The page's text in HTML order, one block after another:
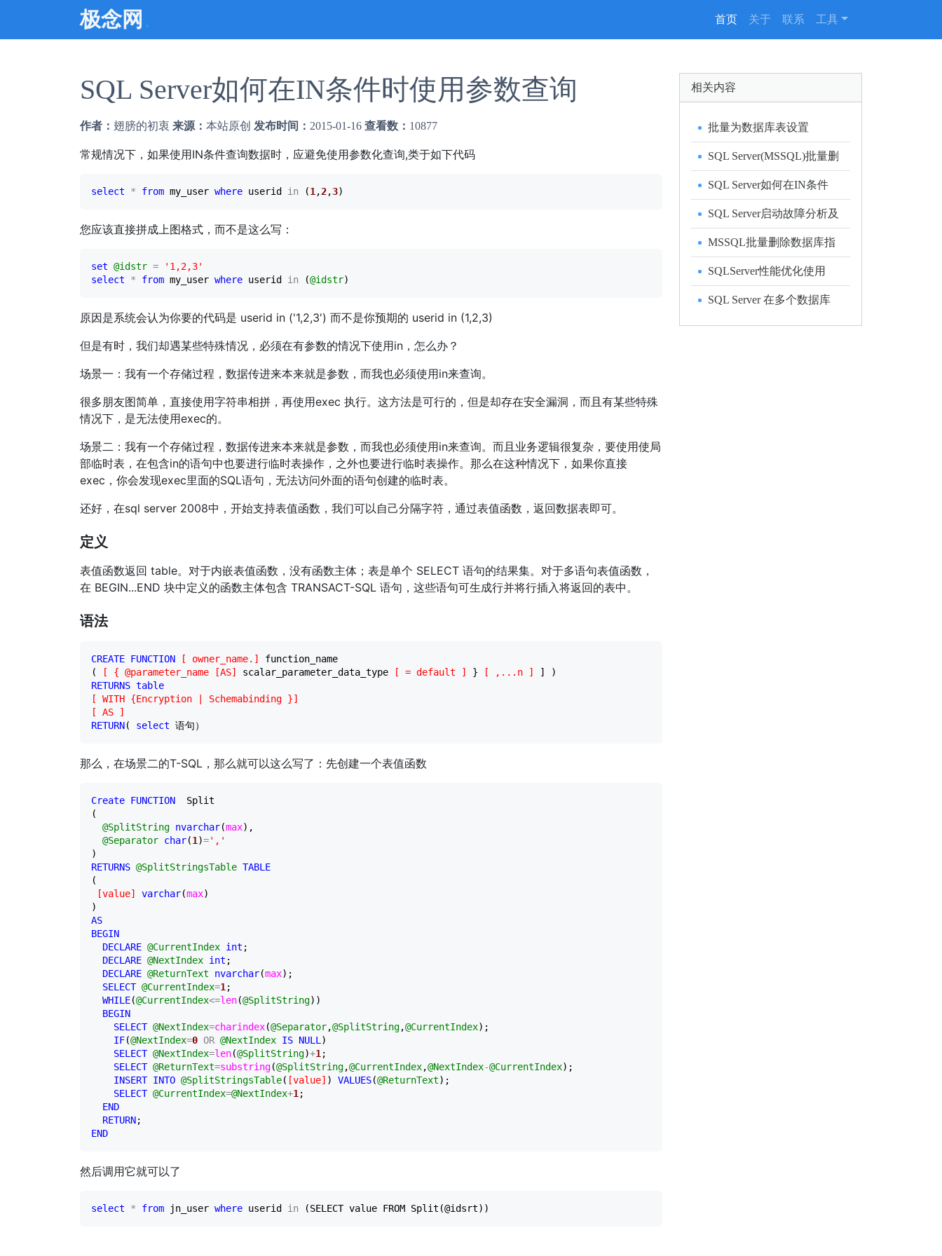
极念网 . 首页(current)
关于 联系 工具
SQL Server如何在IN条件时使用参数查询
作者： 翅膀的初衷 来源： 本站原创 发布时间： 2015-01-16 查看数： 10877
常规情况下，如果使用IN条件查询数据时，应避免使用参数化查询,类于如下代码
select * from my_user where userid in (1 ,2,3)
您应该直接拼成上图格式，而不是这么写：
set @idstr = ' 1,2,3'
select
* from my_user where userid in (@idstr)
原因是系统会认为你要的代码是 userid in ('1,2,3') 而不是你预期的 userid in (1,2,3)
但是有时，我们却遇某些特殊情况，必须在有参数的情况下使用in，怎么办？
场景一：我有一个存储过程，数据传进来本来就是参数，而我也必须使用in来查询。
很多朋友图简单，直接使用字符串相拼，再使用exec 执行。这方法是可行的，但是却存在安全漏洞，而且有某些特殊
情况下，是无法使用exec的。
场景二：我有一个存储过程，数据传进来本来就是参数，而我也必须使用in来查询。而且业务逻辑很复杂，要使用使局
部临时表，在包含in的语句中也要进行临时表操作，之外也要进行临时表操作。那么在这种情况下，如果你直接
exec，你会发现exec里面的SQL语句，无法访问外面的语句创建的临时表。
还好，在sql server 2008中，开始支持表值函数，我们可以自己分隔字符，通过表值函数，返回数据表即可。
定义
表值函数返回 table。对于内嵌表值函数，没有函数主体；表是单个 SELECT 语句的结果集。对于多语句表值函数，
在 BEGIN...END 块中定义的函数主体包含 TRANSACT-SQL 语句，这些语句可生成行并将行插入将返回的表中。
语法
CREATE FUNCTION [ owner_name. ]
function_name
(
[ { @parameter_name [AS] scalar_parameter_data_type [ = default ] } [ ,...n ]
RETURNS table
[
WITH {Encryption | Schemabinding }]
[
AS
]
RETURN( select 语句）
那么，在场景二的T-SQL，那么就可以这么写了：先创建一个表值函数
Create FUNCTION
  Split
(
@SplitString nvarchar(max),
@Separator char(1 )=' , '
RETURNS @SplitStringsTable TABLE
(
[value] varchar(max)
AS
BEGIN
DECLARE @CurrentIndex int ;
DECLARE @NextIndex int ;
DECLARE @ReturnText nvarchar(max);
SELECT @CurrentIndex=1 ;
WHILE(@CurrentIndex<=len(@SplitString))
BEGIN
SELECT @NextIndex=charindex(@Separator,@SplitString,@CurrentIndex);
IF(@NextIndex=0 OR @NextIndex IS NULL )
SELECT @NextIndex=len(@SplitString)+1 ;
SELECT @ReturnText=substring(@SplitString,@CurrentIndex,@NextIndex-@CurrentIndex);
INSERT INTO @SplitStringsTable( [value] ) VALUES(@ReturnText);
SELECT @CurrentIndex=@NextIndex+1 ;
END
RETURN
END
然后调用它就可以了
select * from jn_user where userid in (SELECT value FROM Split(@idsrt))
相关内容
批量为数据库表设置
IDENTITY_INSERT
ON(开启增长列插入)
SQL Server(MSSQL)批量删
除外键及表的T-SQL脚本
SQL Server如何在IN条件
时使用参数查询
SQL Server启动故障分析及
解决技巧
MSSQL批量删除数据库指
定表
SQLServer性能优化使用
nolock提升查询性能
SQL Server 在多个数据库